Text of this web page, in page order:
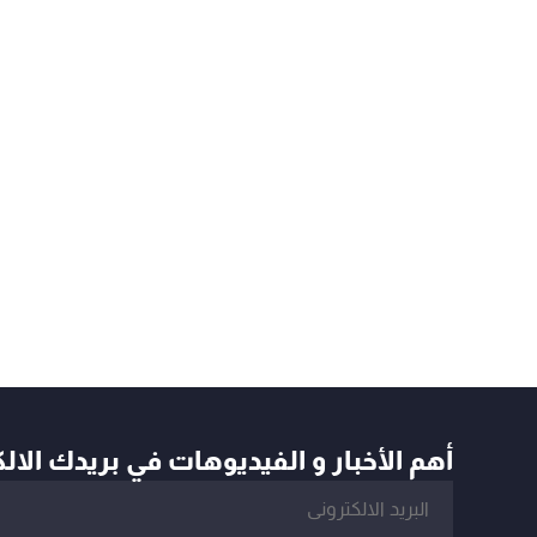
أهم الأخبار و الفيديوهات في بريدك